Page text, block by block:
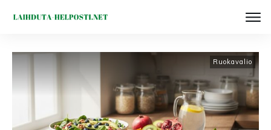
Ruokavalio